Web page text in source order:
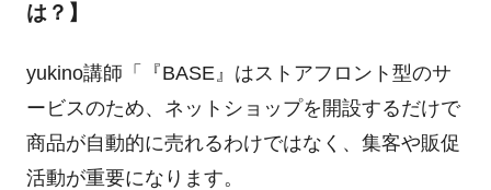
は？】
yukino講師「『BASE』はストアフロント型のサ
ービスのため、ネットショップを開設するだけで
商品が自動的に売れるわけではなく、集客や販促
活動が重要になります。